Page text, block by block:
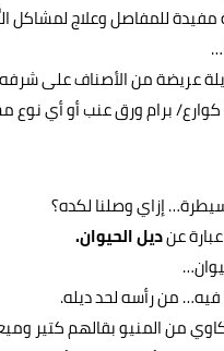
للمفاصل وعلاج لمشاكل
عريضة من الأصناف على
برام ورق عنب أو أي نوع
إزاي وصلنا لكده؟
عنديل الحيوان.
من رأسه لحد ديله.
من المنيو بقالهم كتير